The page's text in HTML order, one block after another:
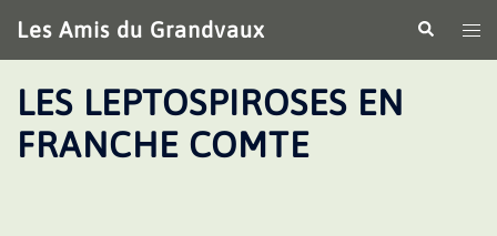
au
contenu
Les Amis du Grandvaux
le
LES LEPTOSPIROSES EN
FRANCHE COMTE